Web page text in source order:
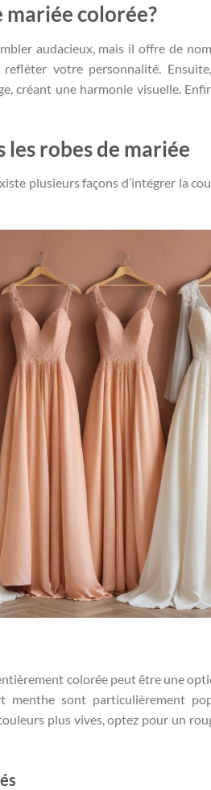
colorée?
audacieux, mais il offre de
votre personnalité.
créant une harmonie visuelle.
les robes de mariée
plusieurs façons d’intégrer la
colorée peut être une
sont particulièrement
plus vives, optez pour un